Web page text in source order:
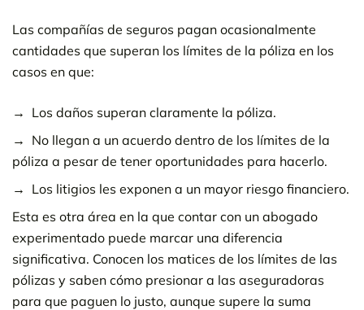
Las compañías de seguros pagan ocasionalmente
cantidades que superan los límites de la póliza en los
casos en que:
Los daños superan claramente la póliza.
No llegan a un acuerdo dentro de los límites de la
póliza a pesar de tener oportunidades para hacerlo.
Los litigios les exponen a un mayor riesgo financiero.
Esta es otra área en la que contar con un abogado
experimentado puede marcar una diferencia
significativa. Conocen los matices de los límites de las
pólizas y saben cómo presionar a las aseguradoras
para que paguen lo justo, aunque supere la suma